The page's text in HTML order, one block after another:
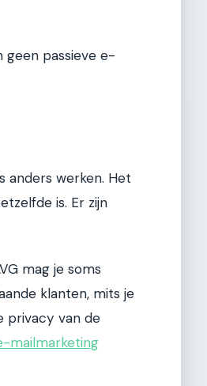
geen passieve e-
anders werken. Het
is. Er zijn
mag je soms
klanten, mits je
privacy van de
mailmarketing